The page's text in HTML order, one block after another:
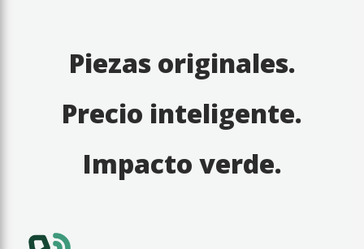
Piezas originales.
Precio inteligente.
Impacto verde.